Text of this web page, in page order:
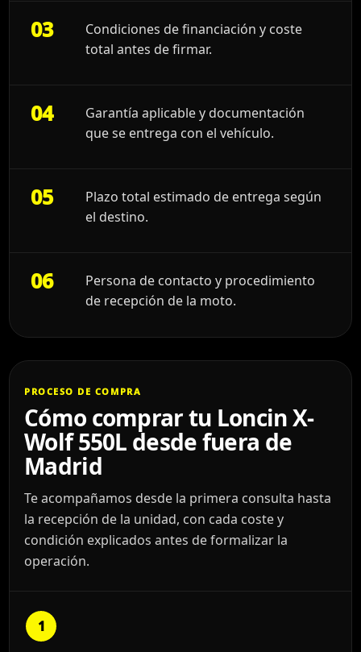
03
Condiciones de financiación y coste
total antes de firmar.
04
Garantía aplicable y documentación
que se entrega con el vehículo.
05
Plazo total estimado de entrega según
el destino.
06
Persona de contacto y procedimiento
de recepción de la moto.
PROCESO DE COMPRA
Cómo comprar tu Loncin X-
Wolf 550L desde fuera de
Madrid
Te acompañamos desde la primera consulta hasta
la recepción de la unidad, con cada coste y
condición explicados antes de formalizar la
operación.
1